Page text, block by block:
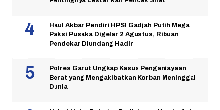
Haul Akbar Pendiri HPSI Gadjah Putih Mega
Paksi Pusaka Digelar 2 Agustus, Ribuan
Pendekar Diundang Hadir
Polres Garut Ungkap Kasus Penganiayaan
Berat yang Mengakibatkan Korban Meninggal
Dunia